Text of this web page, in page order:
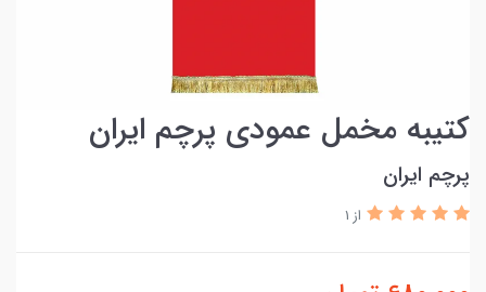
کتیبه مخمل عمودی پرچم ایران
پرچم ایران
از 1